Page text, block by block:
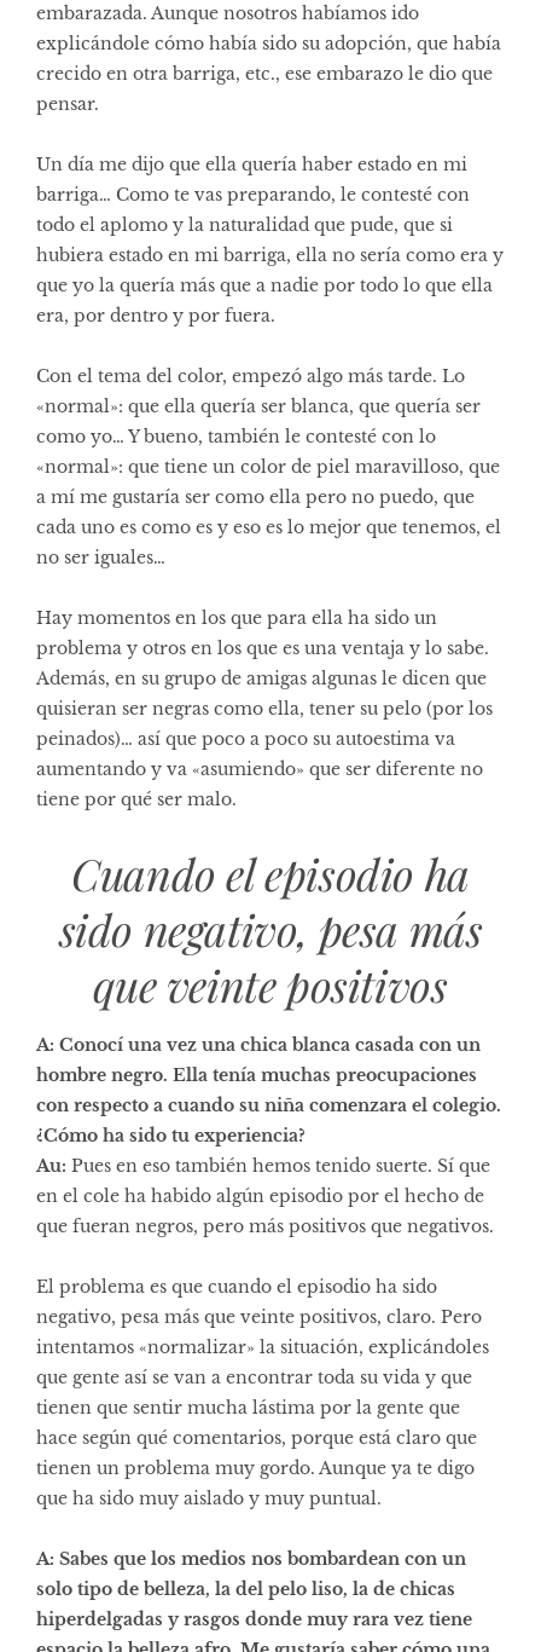
embarazada. Aunque nosotros habíamos ido
explicándole cómo había sido su adopción, que había
crecido en otra barriga, etc., ese embarazo le dio que
pensar.
Un día me dijo que ella quería haber estado en mi
barriga… Como te vas preparando, le contesté con
todo el aplomo y la naturalidad que pude, que si
hubiera estado en mi barriga, ella no sería como era y
que yo la quería más que a nadie por todo lo que ella
era, por dentro y por fuera.
Con el tema del color, empezó algo más tarde. Lo
«normal»: que ella quería ser blanca, que quería ser
como yo… Y bueno, también le contesté con lo
«normal»: que tiene un color de piel maravilloso, que
a mí me gustaría ser como ella pero no puedo, que
cada uno es como es y eso es lo mejor que tenemos, el
no ser iguales…
Hay momentos en los que para ella ha sido un
problema y otros en los que es una ventaja y lo sabe.
Además, en su grupo de amigas algunas le dicen que
quisieran ser negras como ella, tener su pelo (por los
peinados)… así que poco a poco su autoestima va
aumentando y va «asumiendo» que ser diferente no
tiene por qué ser malo.
Cuando el episodio ha
sido negativo, pesa más
que veinte positivos
A: Conocí una vez una chica blanca casada con un
hombre negro. Ella tenía muchas preocupaciones
con respecto a cuando su niña comenzara el colegio.
¿Cómo ha sido tu experiencia?
Au: Pues en eso también hemos tenido suerte. Sí que
en el cole ha habido algún episodio por el hecho de
que fueran negros, pero más positivos que negativos.
El problema es que cuando el episodio ha sido
negativo, pesa más que veinte positivos, claro. Pero
intentamos «normalizar» la situación, explicándoles
que gente así se van a encontrar toda su vida y que
tienen que sentir mucha lástima por la gente que
hace según qué comentarios, porque está claro que
tienen un problema muy gordo. Aunque ya te digo
que ha sido muy aislado y muy puntual.
A: Sabes que los medios nos bombardean con un
solo tipo de belleza, la del pelo liso, la de chicas
hiperdelgadas y rasgos donde muy rara vez tiene